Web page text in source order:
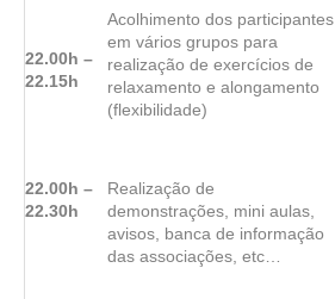
22.00h –
22.15h
Acolhimento dos participantes
em vários grupos para
realização de exercícios de
relaxamento e alongamento
(flexibilidade)
22.00h –
22.30h
Realização de
demonstrações, mini aulas,
avisos, banca de informação
das associações, etc…